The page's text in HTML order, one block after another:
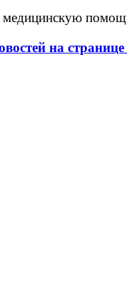
на странице